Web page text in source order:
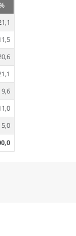
9,6
5,0